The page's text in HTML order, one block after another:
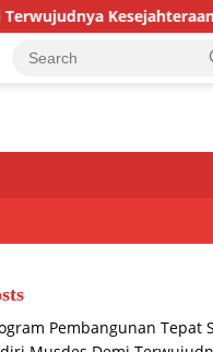
Masyarakat
Pembangunan Tepat